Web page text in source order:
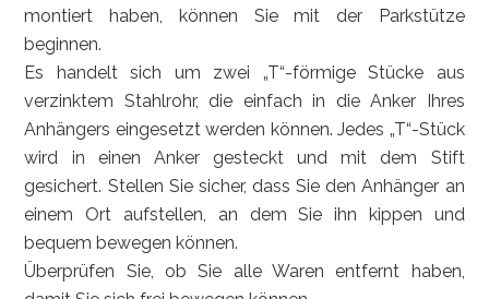
montiert haben, können Sie mit der Parkstütze
beginnen.
Es handelt sich um zwei „T“-förmige Stücke aus
verzinktem Stahlrohr, die einfach in die Anker Ihres
Anhängers eingesetzt werden können. Jedes „T“-Stück
wird in einen Anker gesteckt und mit dem Stift
gesichert. Stellen Sie sicher, dass Sie den Anhänger an
einem Ort aufstellen, an dem Sie ihn kippen und
bequem bewegen können.
Überprüfen Sie, ob Sie alle Waren entfernt haben,